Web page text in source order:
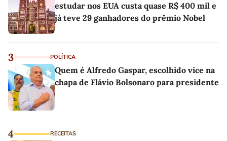
estudar nos EUA custa quase R$ 400 mil e
já teve 29 ganhadores do prêmio Nobel
3 POLÍTICA
Quem é Alfredo Gaspar, escolhido vice na
chapa de Flávio Bolsonaro para presidente
4 RECEITAS